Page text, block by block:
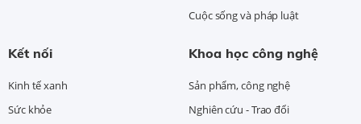
Cuộc sống và pháp luật
Kết nối
Kinh tế xanh
Sức khỏe
Khoa học công nghệ
Sản phẩm, công nghệ
Nghiên cứu - Trao đổi